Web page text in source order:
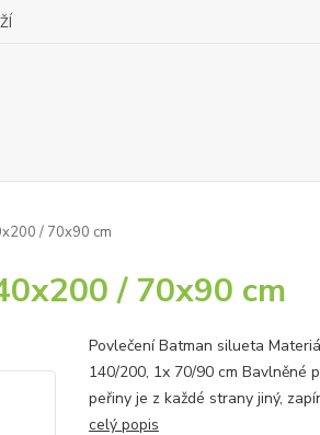
/ 70x90 cm
/ 70x90 cm
Povlečení Batman silueta
140/200, 1x 70/90 cm Bavlněné
peřiny je z každé strany jiný,
celý popis